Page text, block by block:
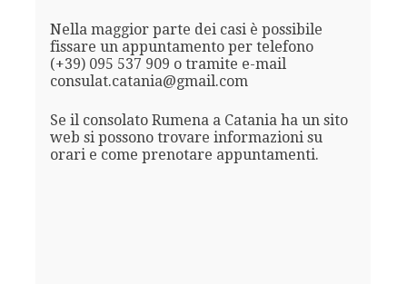
Nella maggior parte dei casi è possibile
fissare un appuntamento per telefono
(+39) 095 537 909 o tramite e-mail
consulat.catania@gmail.com
Se il consolato Rumena a Catania ha un sito
web si possono trovare informazioni su
orari e come prenotare appuntamenti.